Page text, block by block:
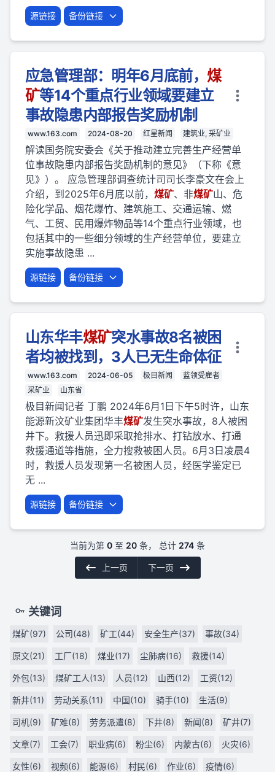
源链接 备份链接
应急管理部：明年6月底前， 煤
矿等14个重点行业领域要建立
事故隐患内部报告奖励机制
www.163.com 2024-08-20 红星新闻 建筑业, 采矿业
解读国务院安委会《关于推动建立完善生产经营单
位事故隐患内部报告奖励机制的意见》（下称《意
见》）。 应急管理部调查统计司司长李豪文在会上
介绍，到2025年6月底以前， 煤矿、非煤矿山、危
险化学品、烟花爆竹、建筑施工、交通运输、燃
气、工贸、民用爆炸物品等14个重点行业领域，也
包括其中的一些细分领域的生产经营单位，要建立
实施事故隐患 ...
源链接 备份链接
山东华丰煤矿突水事故8名被困
者均被找到，3人已无生命体征
www.163.com 2024-06-05 极目新闻
蓝领受雇者
采矿业
山东省
极目新闻记者 丁鹏 2024年6月1日下午5时许，山东
能源新汶矿业集团华丰煤矿发生突水事故，8人被困
井下。救援人员迅即采取抢排水、打钻放水、打通
救援通道等措施，全力搜救被困人员。6月3日凌晨4
时，救援人员发现第一名被困人员，经医学鉴定已
无 ...
源链接 备份链接
当前为第 0 至 20 条， 总计 274 条
上一页 下一页
关键词
煤矿(97) 公司(48) 矿工(44) 安全生产(37) 事故(34)
原文(21) 工厂(18) 煤业(17) 尘肺病(16) 救援(14)
外包(13) 煤矿工人(13) 人员(12) 山西(12) 工资(12)
新井(11) 劳动关系(11) 中国(10) 骑手(10) 生活(9)
司机(9) 矿难(8) 劳务派遣(8) 下井(8) 新闻(8) 矿井(7)
文章(7) 工会(7) 职业病(6) 粉尘(6) 内蒙古(6) 火灾(6)
女性(6) 视频(6) 能源(6) 村民(6) 作业(6) 疫情(6)